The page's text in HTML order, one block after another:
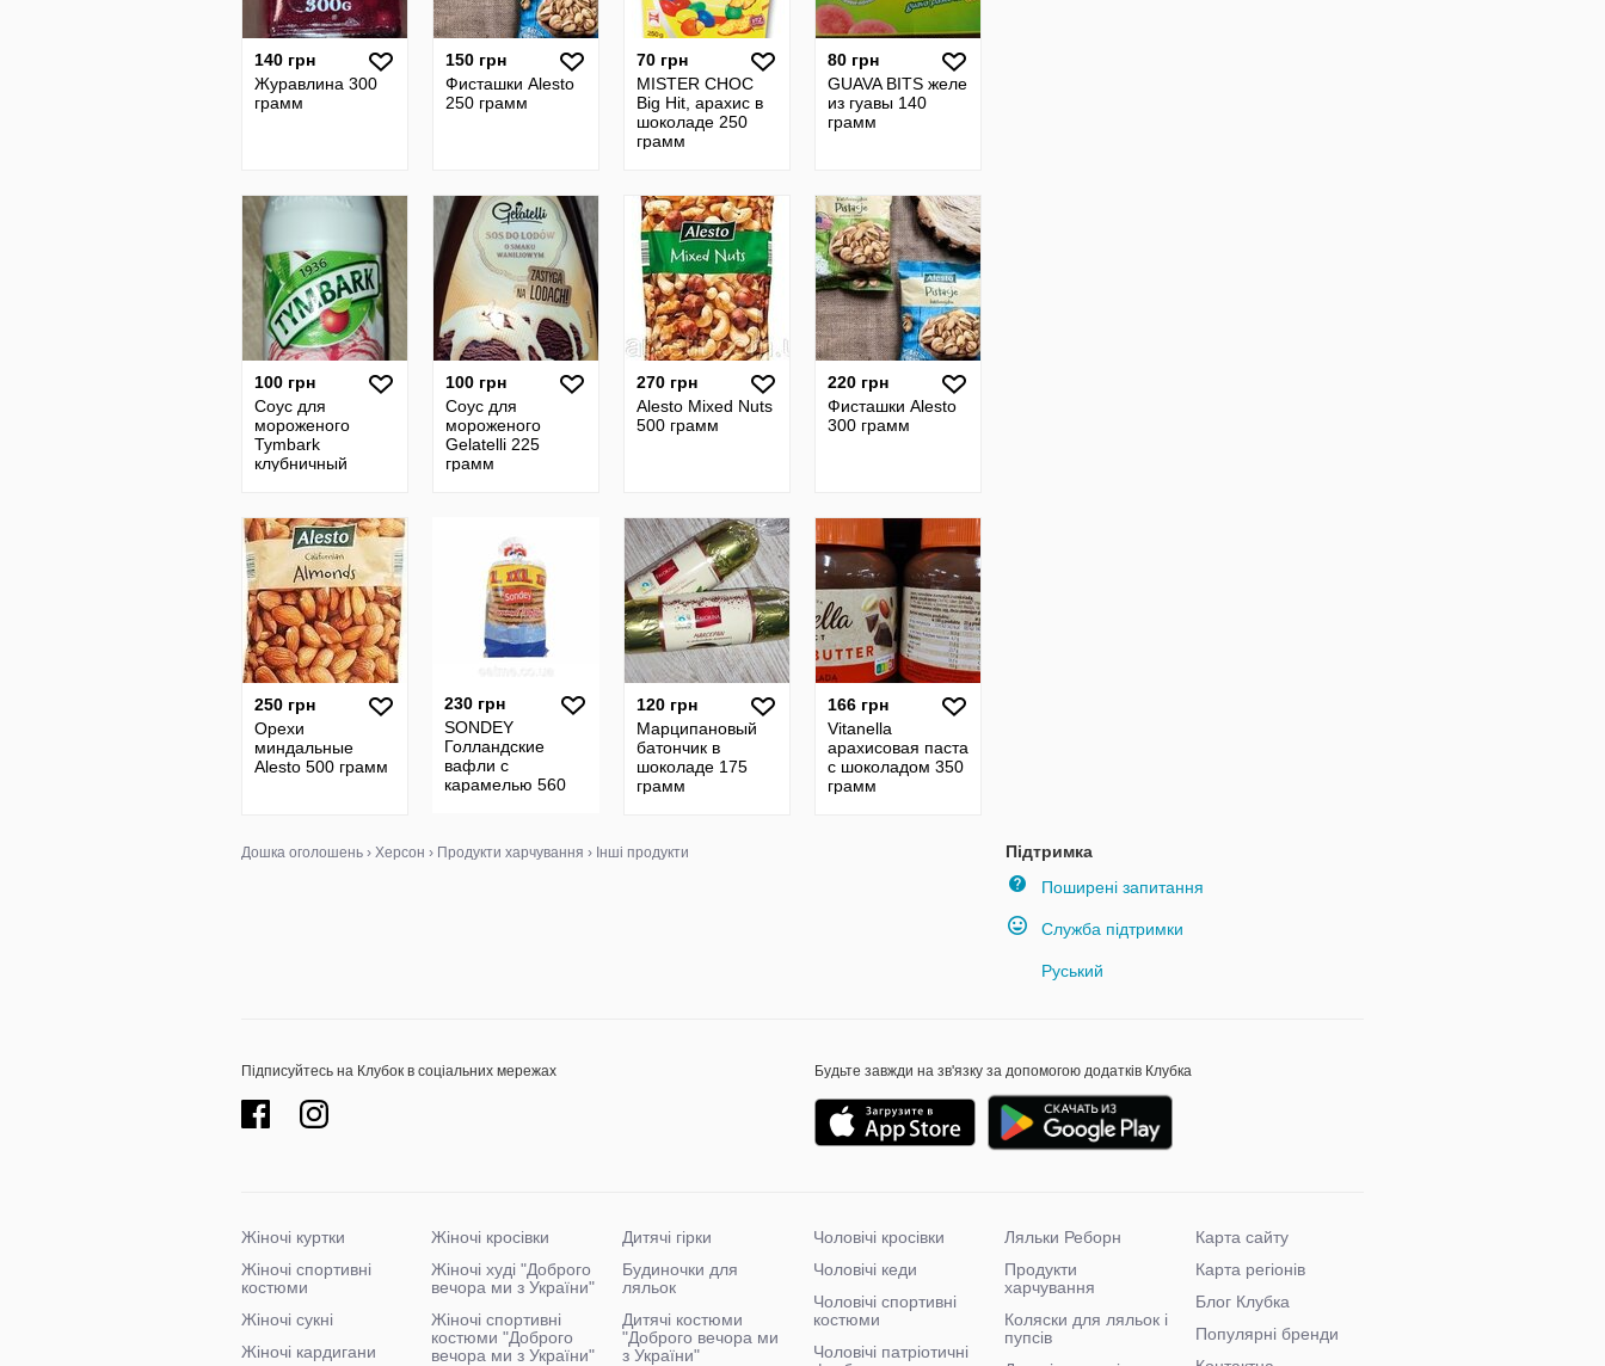
140 грн
Журавлина 300
грамм
150 грн
Фисташки Alesto
250 грамм
70 грн
MISTER CHOC
Big Hit, арахис в
шоколаде 250
грамм
80 грн
GUAVA BITS желе
из гуавы 140
грамм
100 грн
Соус для
мороженого
Tymbark
клубничный
100 грн
Соус для
мороженого
Gelatelli 225
грамм
270 грн
Alesto Mixed Nuts
500 грамм
220 грн
Фисташки Alesto
300 грамм
250 грн
Орехи
миндальные
Alesto 500 грамм
230 грн
SONDEY
Голландские
вафли с
карамелью 560
120 грн
Марципановый
батончик в
шоколаде 175
грамм
166 грн
Vitanella
арахисовая паста
с шоколадом 350
грамм
Підтримка
Поширені запитання
Служба підтримки
Руський
Дошка оголошень › Херсон › Продукти харчування › Інші продукти
Підписуйтесь на Клубок в соціальних мережах Будьте завжди на зв'язку за допомогою додатків Клубка
Жіночі куртки
Жіночі спортивні
костюми
Жіночі сукні
Жіночі кардигани
Жіночі кросівки
Жіночі худі "Доброго
вечора ми з України"
Жіночі спортивні
костюми "Доброго
вечора ми з України"
Дитячі гірки
Будиночки для
ляльок
Дитячі костюми
"Доброго вечора ми
з України"
Чоловічі кросівки
Чоловічі кеди
Чоловічі спортивні
костюми
Чоловічі патріотичні
Ляльки Реборн
Продукти
харчування
Коляски для ляльок і
пупсів
Карта сайту
Карта регіонів
Блог Клубка
Популярні бренди